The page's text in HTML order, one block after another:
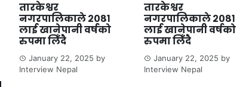
तारकेश्वर
नगरपालिकाले २०८१
लाई खानेपानी वर्षको
रुपमा लिँदै
January 22, 2025 by
Interview Nepal
तारकेश्वर
नगरपालिकाले २०८१
लाई खानेपानी वर्षको
रुपमा लिँदै
January 22, 2025 by
Interview Nepal